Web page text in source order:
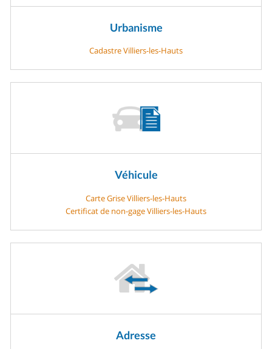
Urbanisme
Cadastre Villiers-les-Hauts
Véhicule
Carte Grise Villiers-les-Hauts
Certificat de non-gage Villiers-les-Hauts
Adresse